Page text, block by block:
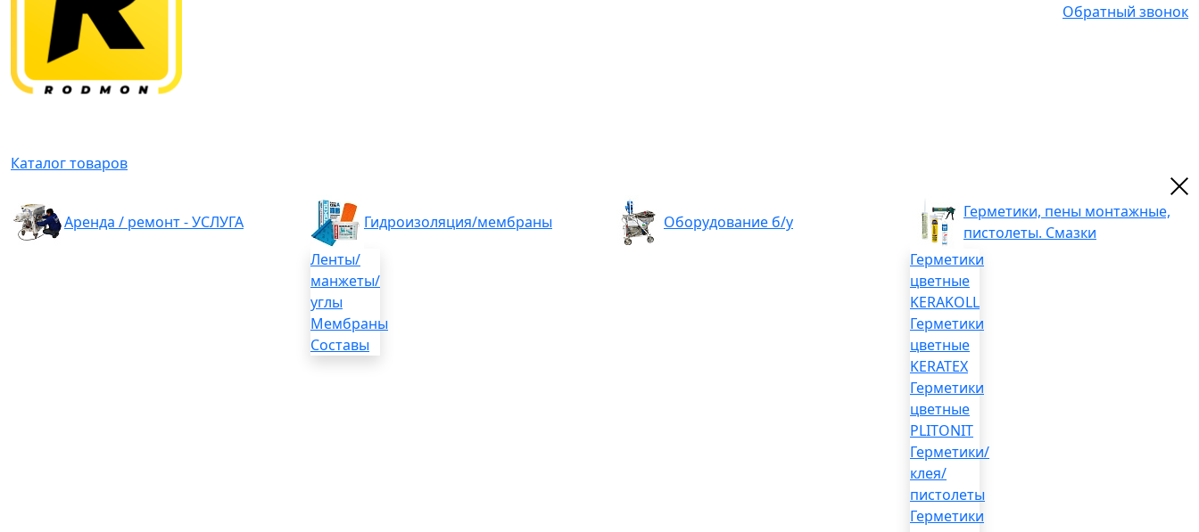
Обратный звонок
Каталог товаров
Аренда / ремонт - УСЛУГА
Гидроизоляция/мембраны
Ленты/
манжеты/
углы
Мембраны
Составы
Оборудование б/у
Герметики, пены монтажные,
пистолеты. Смазки
Герметики
цветные
KERAKOLL
Герметики
цветные
KERATEX
Герметики
цветные
PLITONIT
Герметики/
клея/
пистолеты
Герметики